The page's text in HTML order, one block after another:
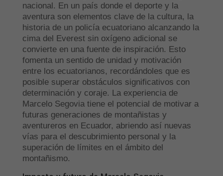
nacional. En un país donde el deporte y la
aventura son elementos clave de la cultura, la
historia de un policía ecuatoriano alcanzando la
cima del Everest sin oxígeno adicional se
convierte en una fuente de inspiración. Esto
fomenta un sentido de unidad y motivación
entre los ecuatorianos, recordándoles que es
posible superar obstáculos significativos con
determinación y coraje. La experiencia de
Marcelo Segovia tiene el potencial de motivar a
futuras generaciones de montañistas y
aventureros en Ecuador, abriendo así nuevas
vías para el descubrimiento personal y la
superación de límites en el ámbito del
montañismo.